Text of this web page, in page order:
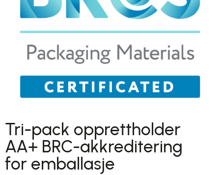
Tri-pack opprettholder
AA+ BRC-akkreditering
for emballasje